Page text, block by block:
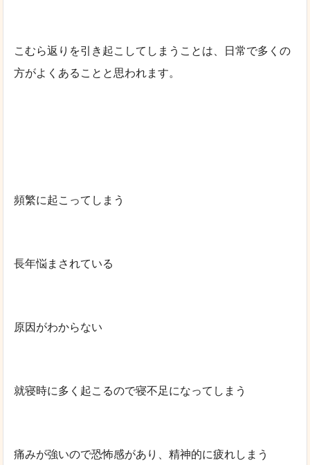
こむら返りを引き起こしてしまうことは、日常で多くの
方がよくあることと思われます。
頻繁に起こってしまう
長年悩まされている
原因がわからない
就寝時に多く起こるので寝不足になってしまう
痛みが強いので恐怖感があり、精神的に疲れしまう